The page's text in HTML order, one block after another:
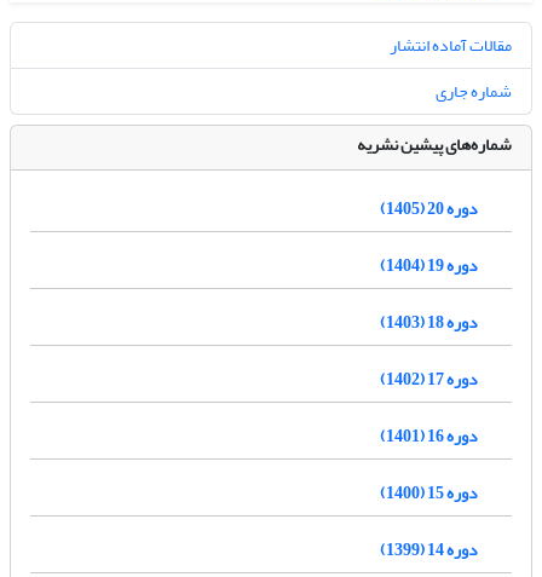
مقالات آماده انتشار
شماره جاری
شماره‌های پیشین نشریه
دوره 20 (1405)
دوره 19 (1404)
دوره 18 (1403)
دوره 17 (1402)
دوره 16 (1401)
دوره 15 (1400)
دوره 14 (1399)